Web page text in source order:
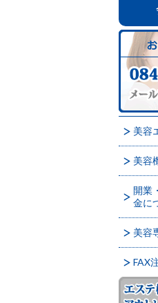
美容
美容
開業
金に
美容
FAX